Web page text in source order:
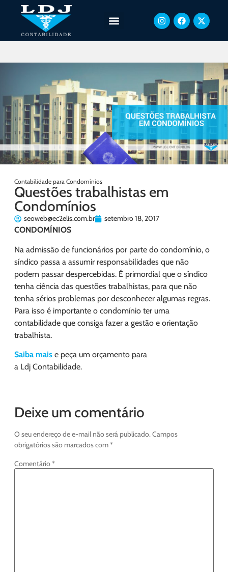
Contabilidade para Condomínios
Questões trabalhistas em
Condomínios
seoweb@ec2elis.com.br setembro 18, 2017
CONDOMÍNIOS
Na admissão de funcionários por parte do condomínio, o
síndico passa a assumir responsabilidades que não
podem passar despercebidas. É primordial que o síndico
tenha ciência das questões trabalhistas, para que não
tenha sérios problemas por desconhecer algumas regras.
Para isso é importante o condomínio ter uma
contabilidade que consiga fazer a gestão e orientação
trabalhista.
Saiba mais e peça um orçamento para
a Ldj Contabilidade.
Deixe um comentário
O seu endereço de e-mail não será publicado.Campos
obrigatórios são marcados com*
Comentário*